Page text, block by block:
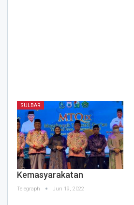
SULBAR
Kemasyarakatan
Telegraph Jun 19, 2022